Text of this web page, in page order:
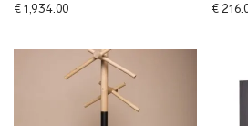
€ 1,934.00 €